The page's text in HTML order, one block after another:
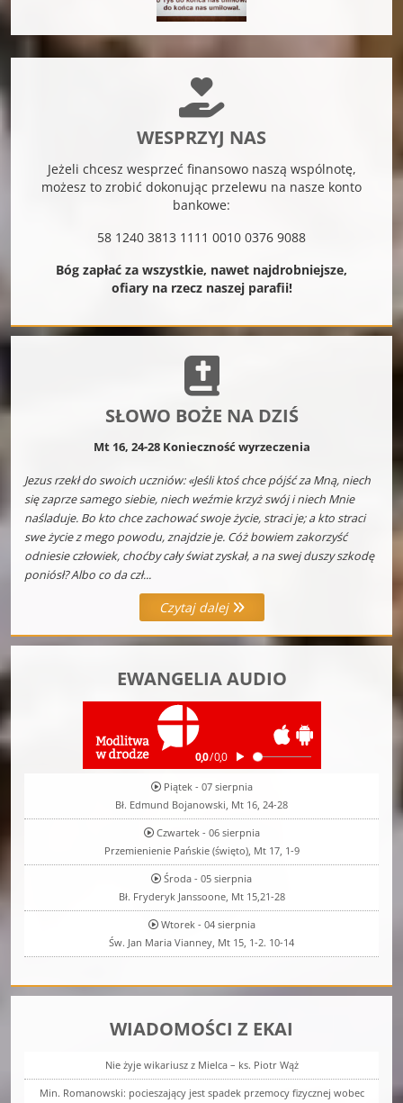
WESPRZYJ NAS
Jeżeli chcesz wesprzeć finansowo naszą wspólnotę,
możesz to zrobić dokonując przelewu na nasze konto
bankowe:
58 1240 3813 1111 0010 0376 9088
Bóg zapłać za wszystkie, nawet najdrobniejsze,
ofiary na rzecz naszej parafii!
SŁOWO BOŻE NA DZIŚ
Mt 16, 24-28 Konieczność wyrzeczenia
Jezus rzekł do swoich uczniów: «Jeśli ktoś chce pójść za Mną, niech
się zaprze samego siebie, niech weźmie krzyż swój i niech Mnie
naśladuje. Bo kto chce zachować swoje życie, straci je; a kto straci
swe życie z mego powodu, znajdzie je. Cóż bowiem zakorzyść
odniesie człowiek, choćby cały świat zyskał, a na swej duszy szkodę
poniósł? Albo co da czł...
Czytaj dalej
EWANGELIA AUDIO
Piątek - 07 sierpnia
Bł. Edmund Bojanowski, Mt 16, 24-28
Czwartek - 06 sierpnia
Przemienienie Pańskie (święto), Mt 17, 1-9
Środa - 05 sierpnia
Bł. Fryderyk Janssoone, Mt 15,21-28
Wtorek - 04 sierpnia
Św. Jan Maria Vianney, Mt 15, 1-2. 10-14
WIADOMOŚCI Z EKAI
Nie żyje wikariusz z Mielca – ks. Piotr Wąż
Min. Romanowski: pocieszający jest spadek przemocy fizycznej wobec